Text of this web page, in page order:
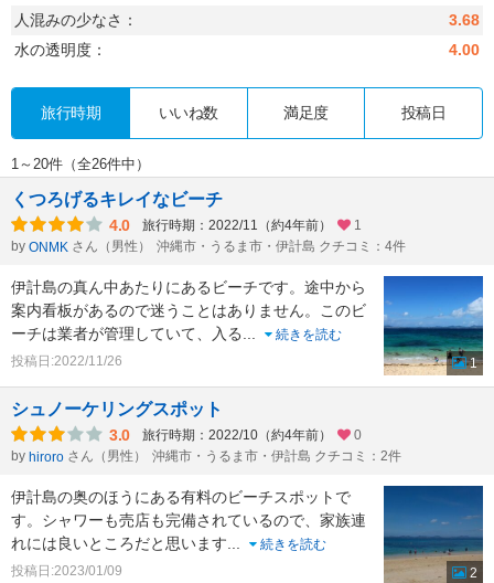
人混みの少なさ：
3.68
水の透明度：
4.00
旅行時期 いいね数 満足度 投稿日
1～20件（全26件中）
くつろげるキレイなビーチ
4.0 旅行時期：2022/11（約4年前）
1
by ONMK さん（男性） 沖縄市・うるま市・伊計島 クチコミ：4件
伊計島の真ん中あたりにあるビーチです。途中から
案内看板があるので迷うことはありません。このビ
ーチは業者が管理していて、入る
続きを読む
投稿日:2022/11/26
1
シュノーケリングスポット
3.0 旅行時期：2022/10（約4年前）
0
by hiroro さん（男性） 沖縄市・うるま市・伊計島 クチコミ：2件
伊計島の奥のほうにある有料のビーチスポットで
す。シャワーも売店も完備されているので、家族連
れには良いところだと思います
続きを読む
投稿日:2023/01/09
2